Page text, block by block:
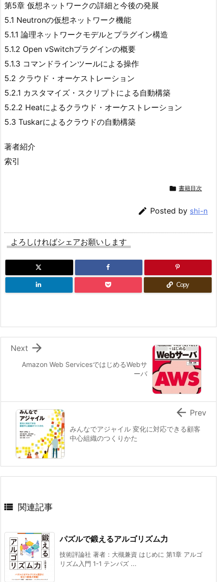
第5章 仮想ネットワークの詳細と今後の発展
5.1 Neutronの仮想ネットワーク機能
5.1.1 論理ネットワークモデルとプラグイン構造
5.1.2 Open vSwitchプラグインの概要
5.1.3 コマンドラインツールによる操作
5.2 クラウド・オーケストレーション
5.2.1 カスタマイズ・スクリプトによる自動構築
5.2.2 Heatによるクラウド・オーケストレーション
5.3 Tuskarによるクラウドの自動構築
著者紹介
索引
 書籍目次
 Posted by shi-n
よろしければシェアお願いします
Copy
Amazon Web ServicesではじめるWebサ
ーバ

Next
みんなでアジャイル 変化に対応できる顧客
中心組織のつくりかた
 Prev
 関連記事
パズルで鍛えるアルゴリズム力
技術評論社 著者：大槻兼資 はじめに 第1章 アルゴ
リズム入門 1-1 テンパズ ...